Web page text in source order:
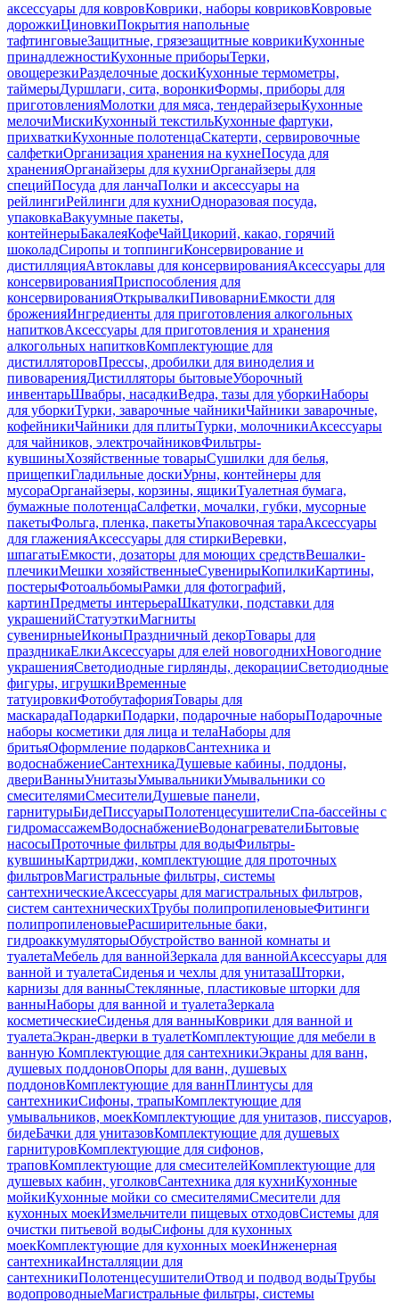
аксессуары для ковровКоврики, наборы ковриковКовровые
дорожкиЦиновкиПокрытия напольные
тафтинговыеЗащитные, грязезащитные коврикиКухонные
принадлежностиКухонные приборыТерки,
овощерезкиРазделочные доскиКухонные термометры,
таймерыДуршлаги, сита, воронкиФормы, приборы для
приготовленияМолотки для мяса, тендерайзерыКухонные
мелочиМискиКухонный текстильКухонные фартуки,
прихваткиКухонные полотенцаСкатерти, сервировочные
салфеткиОрганизация хранения на кухнеПосуда для
храненияОрганайзеры для кухниОрганайзеры для
специйПосуда для ланчаПолки и аксессуары на
рейлингиРейлинги для кухниОдноразовая посуда,
упаковкаВакуумные пакеты,
контейнерыБакалеяКофеЧайЦикорий, какао, горячий
шоколадСиропы и топпингиКонсервирование и
дистилляцияАвтоклавы для консервированияАксессуары для
консервированияПриспособления для
консервированияОткрывалкиПивоварниЕмкости для
броженияИнгредиенты для приготовления алкогольных
напитковАксессуары для приготовления и хранения
алкогольных напитковКомплектующие для
дистилляторовПрессы, дробилки для виноделия и
пивоваренияДистилляторы бытовыеУборочный
инвентарьШвабры, насадкиВедра, тазы для уборкиНаборы
для уборкиТурки, заварочные чайникиЧайники заварочные,
кофейникиЧайники для плитыТурки, молочникиАксессуары
для чайников, электрочайниковФильтры-
кувшиныХозяйственные товарыСушилки для белья,
прищепкиГладильные доскиУрны, контейнеры для
мусораОрганайзеры, корзины, ящикиТуалетная бумага,
бумажные полотенцаСалфетки, мочалки, губки, мусорные
пакетыФольга, пленка, пакетыУпаковочная тараАксессуары
для глаженияАксессуары для стиркиВеревки,
шпагатыЕмкости, дозаторы для моющих средствВешалки-
плечикиМешки хозяйственныеСувенирыКопилкиКартины,
постерыФотоальбомыРамки для фотографий,
картинПредметы интерьераШкатулки, подставки для
украшенийСтатуэткиМагниты
сувенирныеИконыПраздничный декорТовары для
праздникаЕлкиАксессуары для елей новогоднихНовогодние
украшенияСветодиодные гирлянды, декорацииСветодиодные
фигуры, игрушкиВременные
татуировкиФотобутафорияТовары для
маскарадаПодаркиПодарки, подарочные наборыПодарочные
наборы косметики для лица и телаНаборы для
бритьяОформление подарковСантехника и
водоснабжениеСантехникаДушевые кабины, поддоны,
двериВанныУнитазыУмывальникиУмывальники со
смесителямиСмесителиДушевые панели,
гарнитурыБидеПиссуарыПолотенцесушителиСпа-бассейны с
гидромассажемВодоснабжениеВодонагревателиБытовые
насосыПроточные фильтры для водыФильтры-
кувшиныКартриджи, комплектующие для проточных
фильтровМагистральные фильтры, системы
сантехническиеАксессуары для магистральных фильтров,
систем сантехническихТрубы полипропиленовыеФитинги
полипропиленовыеРасширительные баки,
гидроаккумуляторыОбустройство ванной комнаты и
туалетаМебель для ваннойЗеркала для ваннойАксессуары для
ванной и туалетаСиденья и чехлы для унитазаШторки,
карнизы для ванныСтеклянные, пластиковые шторки для
ванныНаборы для ванной и туалетаЗеркала
косметическиеСиденья для ванныКоврики для ванной и
туалетаЭкран-дверки в туалетКомплектующие для мебели в
ванную Комплектующие для сантехникиЭкраны для ванн,
душевых поддоновОпоры для ванн, душевых
поддоновКомплектующие для ваннПлинтусы для
сантехникиСифоны, трапыКомплектующие для
умывальников, моекКомплектующие для унитазов, писсуаров,
бидеБачки для унитазовКомплектующие для душевых
гарнитуровКомплектующие для сифонов,
траповКомплектующие для смесителейКомплектующие для
душевых кабин, уголковСантехника для кухниКухонные
мойкиКухонные мойки со смесителямиСмесители для
кухонных моекИзмельчители пищевых отходовСистемы для
очистки питьевой водыСифоны для кухонных
моекКомплектующие для кухонных моекИнженерная
сантехникаИнсталляции для
сантехникиПолотенцесушителиОтвод и подвод водыТрубы
водопроводныеМагистральные фильтры, системы